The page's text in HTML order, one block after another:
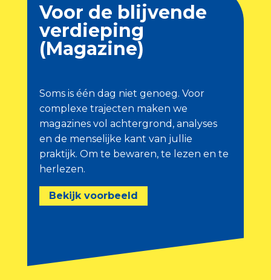
Voor de blijvende
verdieping
(Magazine)
Soms is één dag niet genoeg. Voor
complexe trajecten maken we
magazines vol achtergrond, analyses
en de menselijke kant van jullie
praktijk. Om te bewaren, te lezen en te
herlezen.
Bekijk voorbeeld